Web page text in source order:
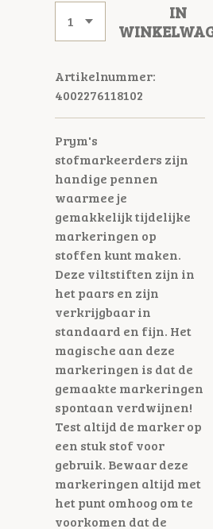
IN
Artikelnummer:
4002276118102
Prym's
stofmarkeerders zijn
handige pennen
waarmee je
gemakkelijk tijdelijke
markeringen op
stoffen kunt maken.
Deze viltstiften zijn in
het paars en zijn
verkrijgbaar in
standaard en fijn. Het
magische aan deze
markeringen is dat de
gemaakte markeringen
spontaan verdwijnen!
Test altijd de marker op
een stuk stof voor
gebruik. Bewaar deze
markeringen altijd met
het punt omhoog om te
voorkomen dat de